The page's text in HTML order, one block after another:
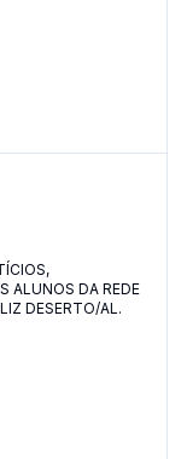
ALUNOS DA REDE
DESERTO/AL.